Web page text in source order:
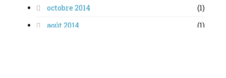
octobre 2014
(1)
août 2014
(1)